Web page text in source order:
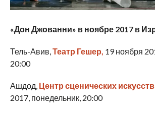
«Дон Джованни» в ноябре 2017 в
Тель-Авив, Театр Гешер, 19 ноября
20:00
Ашдод, Центр сценических искусств
2017, понедельник, 20:00